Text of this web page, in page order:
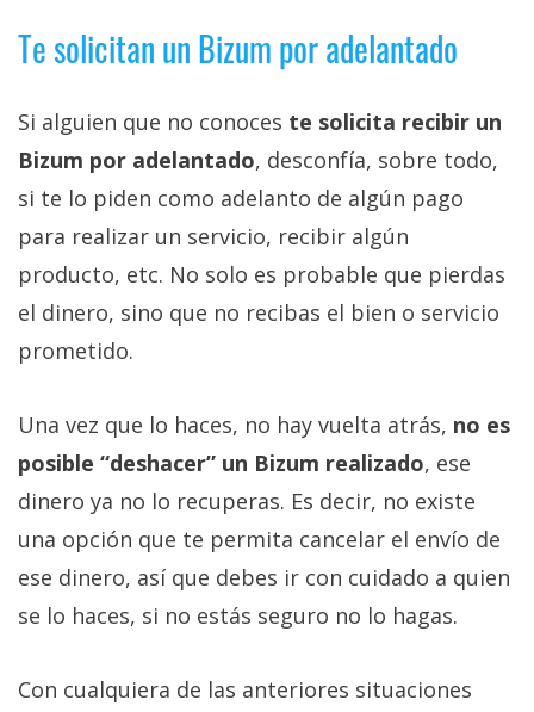
Te solicitan un Bizum por adelantado
Si alguien que no conoces te solicita recibir un
Bizum por adelantado, desconfía, sobre todo,
si te lo piden como adelanto de algún pago
para realizar un servicio, recibir algún
producto, etc. No solo es probable que pierdas
el dinero, sino que no recibas el bien o servicio
prometido.
Una vez que lo haces, no hay vuelta atrás, no es
posible “deshacer” un Bizum realizado, ese
dinero ya no lo recuperas. Es decir, no existe
una opción que te permita cancelar el envío de
ese dinero, así que debes ir con cuidado a quien
se lo haces, si no estás seguro no lo hagas.
Con cualquiera de las anteriores situaciones